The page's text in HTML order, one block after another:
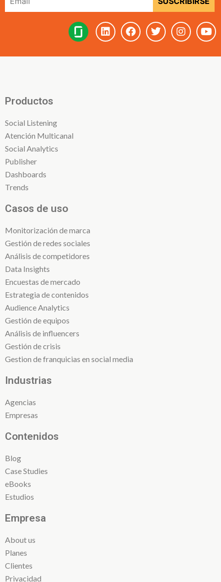
Productos
Social Listening
Atención Multicanal
Social Analytics
Publisher
Dashboards
Trends
Casos de uso
Monitorización de marca
Gestión de redes sociales
Análisis de competidores
Data Insights
Encuestas de mercado
Estrategia de contenidos
Audience Analytics
Gestión de equipos
Análisis de influencers
Gestión de crisis
Gestion de franquicias en social media
Industrias
Agencias
Empresas
Contenidos
Blog
Case Studies
eBooks
Estudios
Empresa
About us
Planes
Clientes
Privacidad